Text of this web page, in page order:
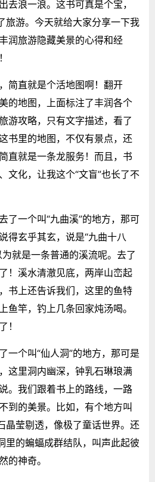
去浪一浪。这书可真是个宝，
旅游。今天就给大家分享一下我
润旅游隐藏美景的心得和经
简直就是个活地图啊！翻开
的地图，上面标注了丰润各个
游攻略，只有文字描述，看了
书里的地图，不仅有景点，还
直就是一条龙服务！而且，书
文化，让我这个“文盲”也长了不
了一个叫“九曲溪”的地方，那可
得玄乎其玄，说是“九曲十八
就是一条普通的溪流呢。去了
！溪水清澈见底，两岸山峦起
书上还告诉我们，这里的鱼特
鱼竿，钓上几条回家炖汤喝。
！
一个叫“仙人洞”的地方，那可是
这里洞内幽深，钟乳石琳琅满
。我们跟着书上的路线，一路
到的美景。比如，有个地方叫
晶莹剔透，像极了童话世界。还
里的蝙蝠成群结队，叫声此起彼
的神奇。